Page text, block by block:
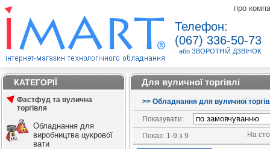
про
Телефон:
(067) 336-50-73
або ЗВОРОТНІЙ ДЗВІНОК
КАТЕГОРІЇ
Фастфуд та вулична
торгівля
Обладнання для
виробництва цукрової
вати
Для вуличної торгівлі
>> Обладнання для вуличної
Показувати:
На
Показ: 1-9 з 9